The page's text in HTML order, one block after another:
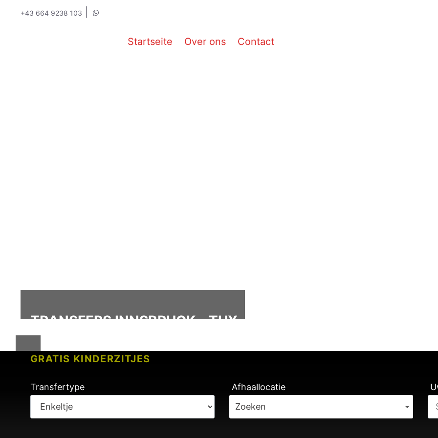
+43 664 9238 103
Startseite Over ons Contact
GRATIS KINDERZITJES
GEEN KOSTEN VOOR VLUCHTVERTRAGINGEN
Transfertype
Afhaallocatie
Zoeken
TRANSFERS INNSBRUCK - TUX